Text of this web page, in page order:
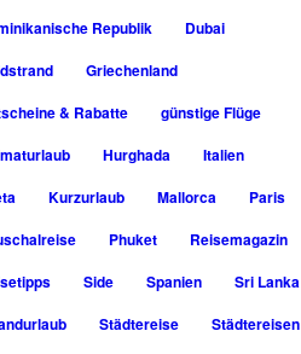
Republik
Dubai
Griechenland
& Rabatte
günstige Flüge
Hurghada
Italien
Kurzurlaub Mallorca
Paris
Phuket
Reisemagazin
Side Spanien
Sri Lanka
Städtereise
Städtereisen